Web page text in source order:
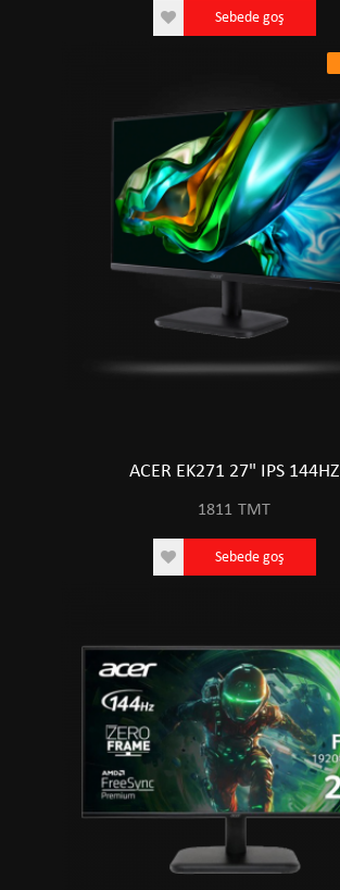
Sebede goş
ACER EK271 27" IPS 144HZ
1811 TMT
Sebede goş